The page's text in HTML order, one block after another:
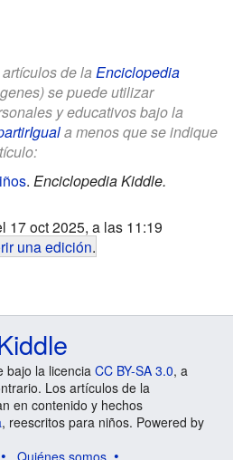
de la Enciclopedia
se puede utilizar
y educativos bajo la
a menos que se indique
. Enciclopedia Kiddle.
17 oct 2025, a las 11:19
una edición.
bajo la licencia CC BY-SA 3.0, a
Los artículos de la
en contenido y hechos
, reescritos para niños. Powered by
Quiénes somos